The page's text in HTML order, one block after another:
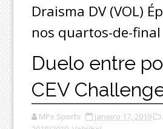
Draisma DV (VOL)
nos quartos-de-final
Duelo entre
CEV
MPx Sports janeiro 17, 2019